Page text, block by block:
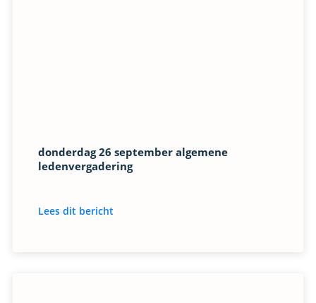
donderdag 26 september algemene
ledenvergadering
Lees dit bericht